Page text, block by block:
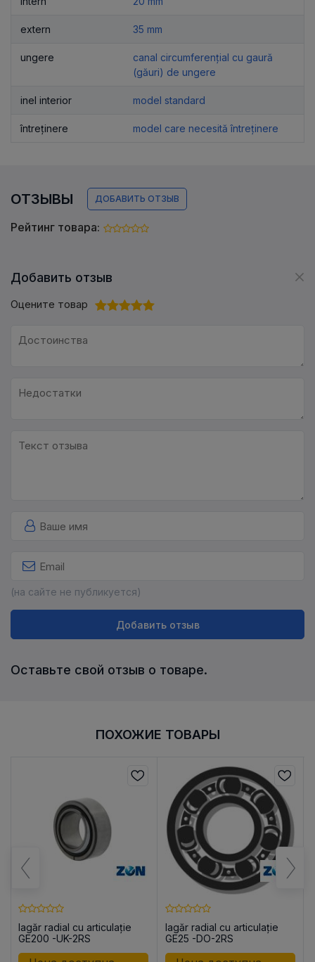
extern 35 mm
ungere
canal circumferențial cu gaură
(găuri) de ungere
inel interior model standard
întreținere model care necesită întreținere
ОТЗЫВЫ ДОБАВИТЬ ОТЗЫВ
Рейтинг товара:
Добавить отзыв
Оцените товар
(на сайте не публикуется)
Добавить отзыв
Оставьте свой отзыв о товаре.
ПОХОЖИЕ ТОВАРЫ
lagăr radial cu articulație
GE200 -UK-2RS
lagăr radial cu articulație
GE25 -DO-2RS